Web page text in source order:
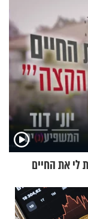
לי את החיים